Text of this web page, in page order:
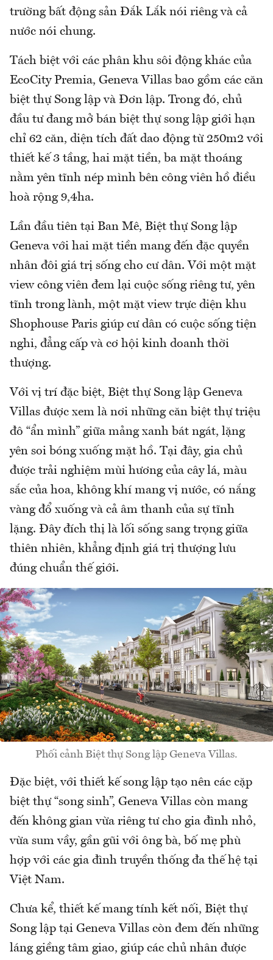
trường bất động sản Đắk Lắk nói riêng và cả
nước nói chung.
Tách biệt với các phân khu sôi động khác của
EcoCity Premia, Geneva Villas bao gồm các căn
biệt thự Song lập và Đơn lập. Trong đó, chủ
đầu tư đang mở bán biệt thự song lập giới hạn
chỉ 62 căn, diện tích đất dao động từ 250m2 với
thiết kế 3 tầng, hai mặt tiền, ba mặt thoáng
nằm yên tĩnh nép mình bên công viên hồ điều
hoà rộng 9,4ha.
Lần đầu tiên tại Ban Mê, Biệt thự Song lập
Geneva với hai mặt tiền mang đến đặc quyền
nhân đôi giá trị sống cho cư dân. Với một mặt
view công viên đem lại cuộc sống riêng tư, yên
tĩnh trong lành, một mặt view trực diện khu
Shophouse Paris giúp cư dân có cuộc sống tiện
nghi, đẳng cấp và cơ hội kinh doanh thời
thượng.
Với vị trí đặc biệt, Biệt thự Song lập Geneva
Villas được xem là nơi những căn biệt thự triệu
đô “ẩn mình” giữa mảng xanh bát ngát, lặng
yên soi bóng xuống mặt hồ. Tại đây, gia chủ
được trải nghiệm mùi hương của cây lá, màu
sắc của hoa, không khí mang vị nước, có nắng
vàng đổ xuống và cả âm thanh của sự tĩnh
lặng. Đây đích thị là lối sống sang trọng giữa
thiên nhiên, khẳng định giá trị thượng lưu
đúng chuẩn thế giới.
Phối cảnh Biệt thự Song lập Geneva Villas.
Đặc biệt, với thiết kế song lập tạo nên các cặp
biệt thự “song sinh”, Geneva Villas còn mang
đến không gian vừa riêng tư cho gia đình nhỏ,
vừa sum vầy, gần gũi với ông bà, bố mẹ phù
hợp với các gia đình truyền thống đa thế hệ tại
Việt Nam.
Chưa kể, thiết kế mang tính kết nối, Biệt thự
Song lập tại Geneva Villas còn đem đến những
láng giềng tâm giao, giúp các chủ nhân được